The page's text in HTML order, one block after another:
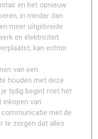
en het opnieuw
in minder dan
meer uitgebreide
en elektriciteit
kan echter
van een
houden met deze
tijdig begint met het
van
met de
te zorgen dat alles